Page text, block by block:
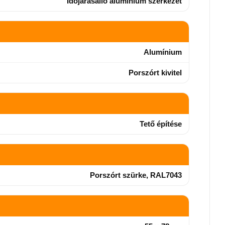
Alumínium
Porszórt kivitel
Tető építése
Porszórt szürke, RAL7043